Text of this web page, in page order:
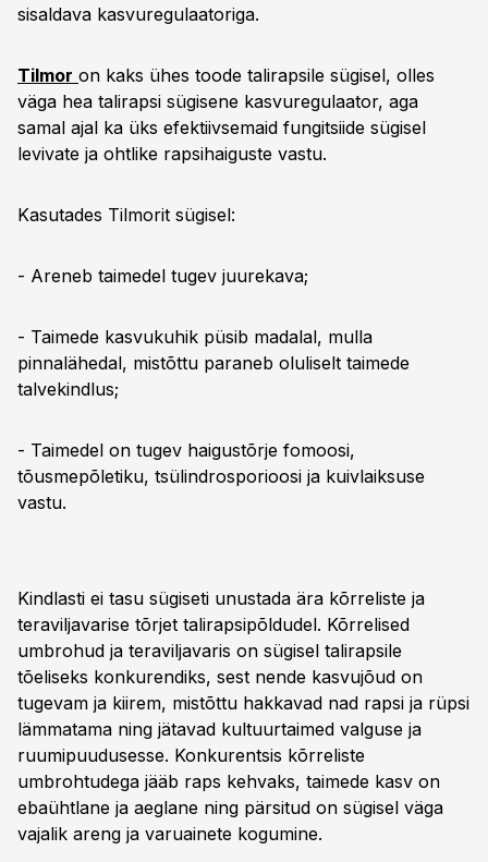
sisaldava kasvuregulaatoriga.
Tilmor on kaks ühes toode talirapsile sügisel, olles
väga hea talirapsi sügisene kasvuregulaator, aga
samal ajal ka üks efektiivsemaid fungitsiide sügisel
levivate ja ohtlike rapsihaiguste vastu.
Kasutades Tilmorit sügisel:
- Areneb taimedel tugev juurekava;
- Taimede kasvukuhik püsib madalal, mulla
pinnalähedal, mistõttu paraneb oluliselt taimede
talvekindlus;
- Taimedel on tugev haigustõrje fomoosi,
tõusmepõletiku, tsülindrosporioosi ja kuivlaiksuse
vastu.
Kindlasti ei tasu sügiseti unustada ära kõrreliste ja
teraviljavarise tõrjet talirapsipõldudel. Kõrrelised
umbrohud ja teraviljavaris on sügisel talirapsile
tõeliseks konkurendiks, sest nende kasvujõud on
tugevam ja kiirem, mistõttu hakkavad nad rapsi ja rüpsi
lämmatama ning jätavad kultuurtaimed valguse ja
ruumipuudusesse. Konkurentsis kõrreliste
umbrohtudega jääb raps kehvaks, taimede kasv on
ebaühtlane ja aeglane ning pärsitud on sügisel väga
vajalik areng ja varuainete kogumine.